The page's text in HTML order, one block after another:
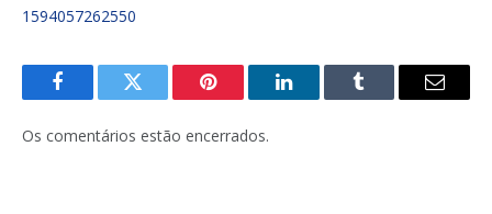
1594057262550
FacebookTwitter Pinterest LinkedInTumblr
E-
Os comentários estão encerrados.